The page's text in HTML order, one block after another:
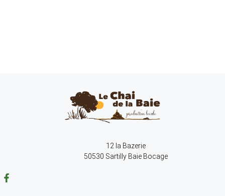
12 la Bazerie
50530 Sartilly Baie Bocage